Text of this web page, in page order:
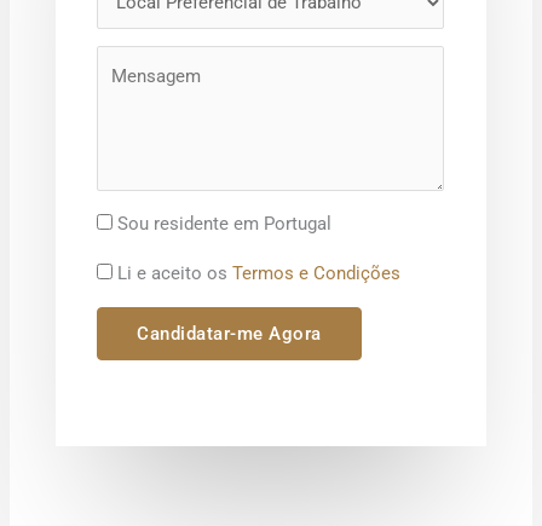
Sou residente em Portugal
Li e aceito osTermos e Condições
Candidatar-me Agora